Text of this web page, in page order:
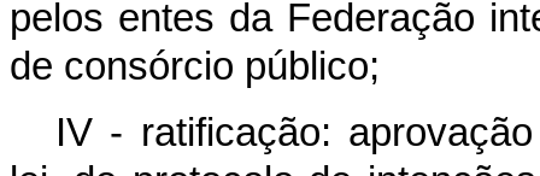
pelos entes da Federação
de consórcio público;
IV - ratificação: